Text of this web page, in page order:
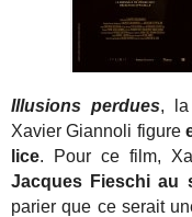
Illusions perdues, la
Xavier Giannoli figure
lice. Pour ce film,
Jacques Fieschi au
parier que ce serait